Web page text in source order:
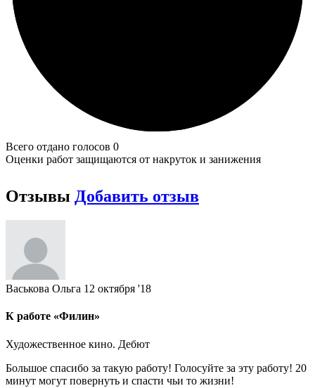
Всего отдано голосов 0
Оценки работ защищаются от накруток и занижения
Отзывы Добавить отзыв
Васькова Ольга 12 октября '18
К работе «Филин»
Художественное кино. Дебют
Большое спасибо за такую работу! Голосуйте за эту работу! 20
минут могут повернуть и спасти чьи то жизни!